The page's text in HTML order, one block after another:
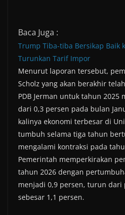
Baca Juga :
Trump Tiba-tiba Bersikap Baik
Turunkan Tarif Impor
Menurut laporan tersebut,
Scholz yang akan berakhir
PDB Jerman untuk tahun
dari 0,3 persen pada bulan
kalinya ekonomi terbesar di
tumbuh selama tiga tahun
mengalami kontraksi pada
Pemerintah memperkirakan
tahun 2026 dengan
menjadi 0,9 persen, turun dari
sebesar 1,1 persen.